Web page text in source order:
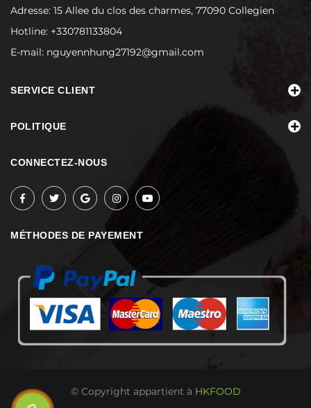
Adresse: 15 Allee du clos des charmes, 77090 Collegien
Hotline: +330781133804
E-mail: nguyennhung27192@gmail.com
SERVICE CLIENT
POLITIQUE
CONNECTEZ-NOUS
MÉTHODES DE PAYEMENT
© Copyright appartient à HKFOOD